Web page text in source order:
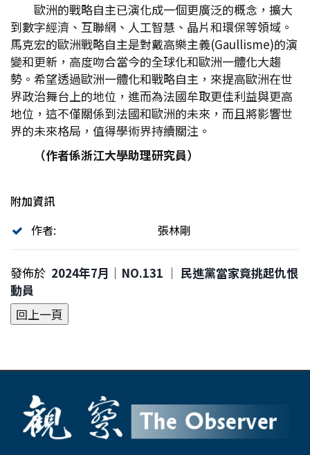
歐洲的戰略自主已演化成一個更廣泛的概念，擴大
到數字經濟、互聯網、人工智慧、晶片和環保等領域。
馬克宏的歐洲戰略自主是對戴高樂主義(Gaullisme)的演
變和更新，高度吻合當今的全球化和歐洲一體化大趨
勢。希望透過歐洲一體化和戰略自主，來提高歐洲在世
界政治舞台上的地位，進而為法國牟取更佳利益與更高
地位，這不僅關係到法國和歐洲的未來，而且將影響世
界的未來格局，值得學術界持續關注。
（作者係浙江大學助理研究員）
附加資訊
作者:
張林剛
發佈於 2024年7月｜NO.131 │ 民進黨當家竟挑起仇恨
動員